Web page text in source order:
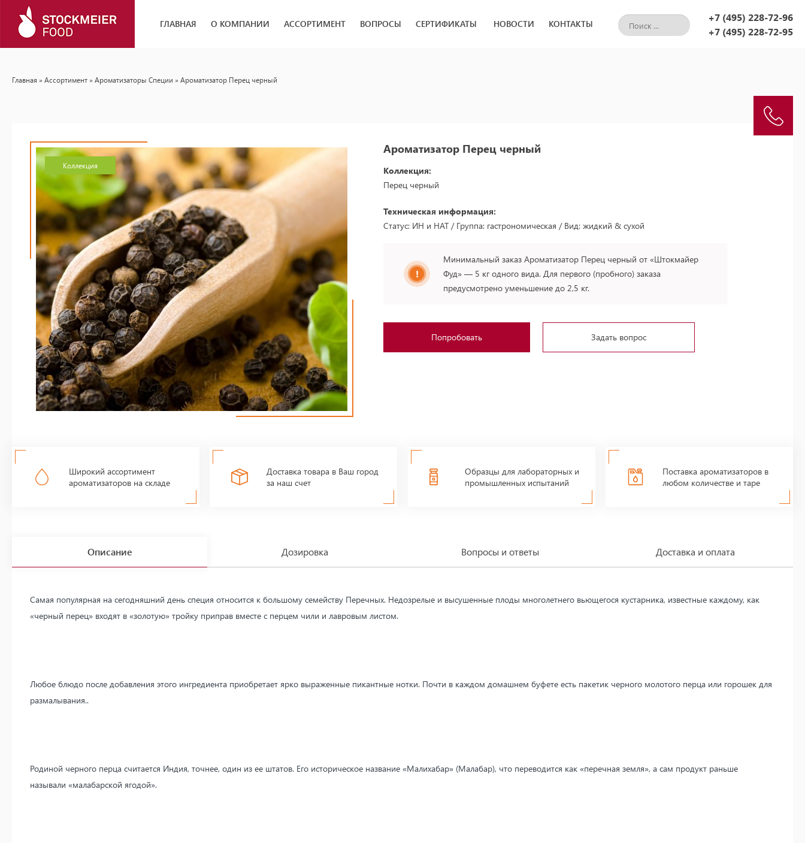
ГЛАВНАЯ О КОМПАНИИ АССОРТИМЕНТ ВОПРОСЫ СЕРТИФИКАТЫ НОВОСТИ КОНТАКТЫ
+7 (495) 228-72-96
+7 (495) 228-72-95
Главная »Ассортимент »Ароматизаторы Специи » Ароматизатор Перец черный
Коллекция
Ароматизатор Перец черный
Коллекция:
Перец черный
Техническая информация:
Статус: ИН и НАТ / Группа: гастрономическая / Вид: жидкий & сухой
Минимальный заказ Ароматизатор Перец черный от «Штокмайер
Фуд» — 5 кг одного вида. Для первого (пробного) заказа
предусмотрено уменьшение до 2,5 кг.
Попробовать Задать вопрос
Широкий ассортимент
ароматизаторов на складе
Доставка товара в Ваш город
за наш счет
Образцы для лабораторных и
промышленных испытаний
Поставка ароматизаторов в
любом количестве и таре
Описание Дозировка Вопросы и ответы Доставка и оплата
Самая популярная на сегодняшний день специя относится к большому семейству Перечных. Недозрелые и высушенные плоды многолетнего вьющегося кустарника, известные каждому, как
«черный перец» входят в «золотую» тройку приправ вместе с перцем чили и лавровым листом.
Любое блюдо после добавления этого ингредиента приобретает ярко выраженные пикантные нотки. Почти в каждом домашнем буфете есть пакетик черного молотого перца или горошек для
размалывания..
Родиной черного перца считается Индия, точнее, один из ее штатов. Его историческое название «Малихабар» (Малабар), что переводится как «перечная земля», а сам продукт раньше
называли «малабарской ягодой».